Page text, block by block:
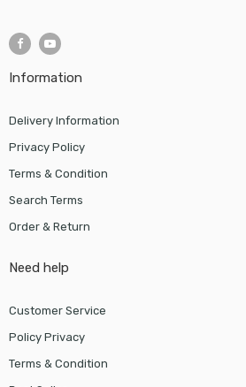
Information
Delivery Information
Privacy Policy
Terms & Condition
Search Terms
Order & Return
Need help
Customer Service
Policy Privacy
Terms & Condition